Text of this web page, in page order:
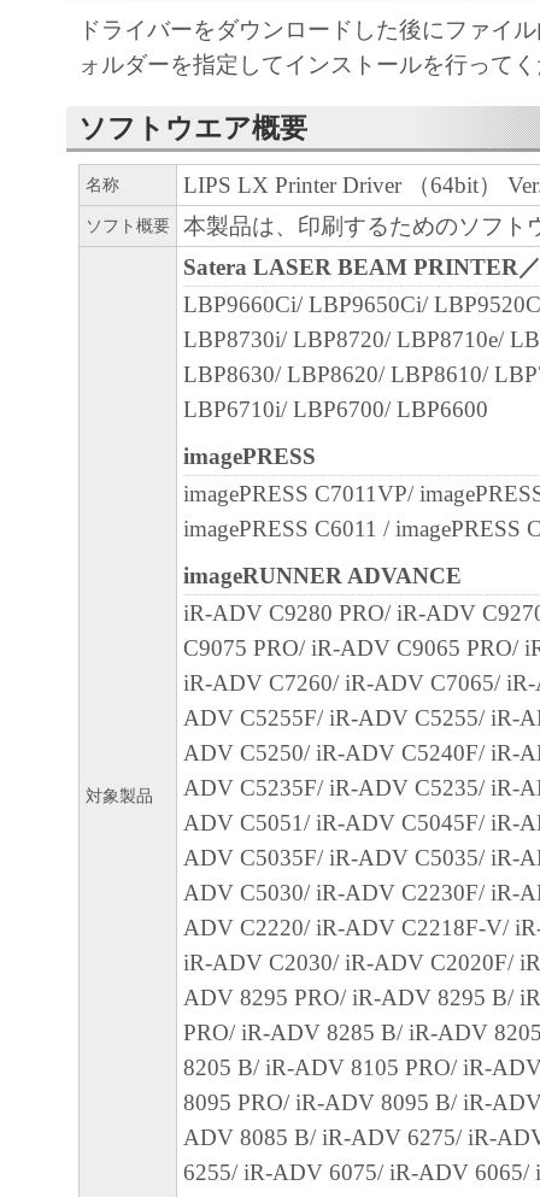
WITHOUT WARRANTY OF ANY KIND,
EXPRESSED OR IMPLIED, INCLUDING,
LIMITED TO THE IMPLIED WARRANTIES
MERCHANTABILITY AND FITNESS FOR
PURP OS E. THE ENTIRE RISK AS TO
PERFORMANCE OF THE SOFTWARE IS
SHOULD THE SOFTWARE PROVE
ASSUME THE ENTIRE C OS T OF ALL
SERVICING, REPAIR OR CORRECTION.
LEGAL JURISDICTIONS DO NOT ALLOW
EXCLUSION OF IMPLIED WARRANTIES,
EXCLUSION MAY NOT APPLY TO YOU.
AND YOU MAY ALSO HAVE OTHER
VARY FROM STATE TO STATE OR
JURISDICTION.
NEITHER CANON, CANON'S
AFFILIATES, THEIR DISTRIBUTORS, OR
CANON'S LICENSORS WARRANT THAT
CONTAINED IN THE SOFTWARE WILL
REQUIREMENTS OR THAT THE
SOFTWARE WILL BE UNINTERRUPTED
FREE.
[NO LIABILITY FOR DAMAGES] IN NO
EITHER CANON, CANON'S
AFFILIATES, THEIR DISTRIBUTORS
CANON'S LICENSORS BE LIABLE FOR
WHATSOEVER (INCLUDING WITHOUT
OS S OF BUSINESS PROFITS, L OS S OF
INFORMATION, L OS S OF BUSINESS
OTHER COMPENSATORY, INCIDENTAL
CONSEQUENTIAL DAMAGES) ARISING
SOFTWARE, USE THEREOF OR
SOFTWARE EVEN IF EITHER CANON,
ドライバーをダウンロードした後にファイ
ォルダーを指定してインストールを行って
ソフトウエア概要
名称 LIPS LX Printer Driver （64bit）
ソフト概要 本製品は、印刷するためのソフト
対象製品
Satera LASER BEAM PRINTER
LBP9660Ci/ LBP9650Ci/
LBP8730i/ LBP8720/ LBP8710e/
LBP8630/ LBP8620/ LBP8610/
LBP6710i/ LBP6700/ LBP6600
imagePRESS
imagePRESS C7011VP/
imagePRESS C6011 / imagePRESS
imageRUNNER ADVANCE
iR-ADV C9280 PRO/ iR-ADV
C9075 PRO/ iR-ADV C9065 PRO/
iR-ADV C7260/ iR-ADV C7065/
ADV C5255F/ iR-ADV C5255/ iR-
ADV C5250/ iR-ADV C5240F/ iR-
ADV C5235F/ iR-ADV C5235/ iR-
ADV C5051/ iR-ADV C5045F/ iR-
ADV C5035F/ iR-ADV C5035/ iR-
ADV C5030/ iR-ADV C2230F/ iR-
ADV C2220/ iR-ADV C2218F-V/
iR-ADV C2030/ iR-ADV C2020F/
ADV 8295 PRO/ iR-ADV 8295 B/
PRO/ iR-ADV 8285 B/ iR-ADV
8205 B/ iR-ADV 8105 PRO/ iR-
8095 PRO/ iR-ADV 8095 B/ iR-
ADV 8085 B/ iR-ADV 6275/ iR-
6255/ iR-ADV 6075/ iR-ADV 6065/